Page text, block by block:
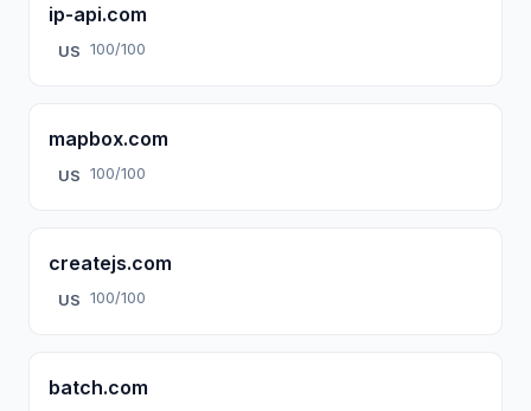
ip-api.com
US 100/100
mapbox.com
US 100/100
createjs.com
US 100/100
batch.com